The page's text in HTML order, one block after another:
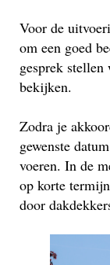
Voor de
om een goed
gesprek
bekijken.
Zodra je
gewenste
voeren. In de
op korte
door